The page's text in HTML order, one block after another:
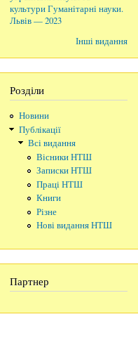
культури Гуманітарні науки.
Львів — 2023
Інші видання
Розділи
Новини
Публікації
Всі видання
Вісники НТШ
Записки НТШ
Праці НТШ
Книги
Різне
Нові видання НТШ
Партнер